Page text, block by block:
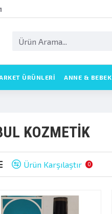
ÜRÜNLERI ANNE & BEBEK
KOZMETİK
Ürün Karşılaştır 0